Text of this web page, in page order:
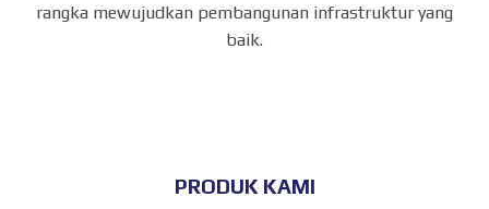
rangka mewujudkan pembangunan infrastruktur yang
baik.
PRODUK KAMI